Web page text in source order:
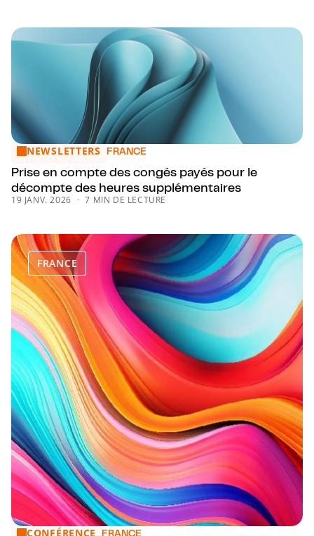
Prise en compte des congés payés pour le décompte des
NEWSLETTERS FRANCE
Prise en compte des congés payés pour le
décompte des heures supplémentaires
19 JANV. 2026 7 MIN DE LECTURE
FRANCE
CONFÉRENCE FRANCE